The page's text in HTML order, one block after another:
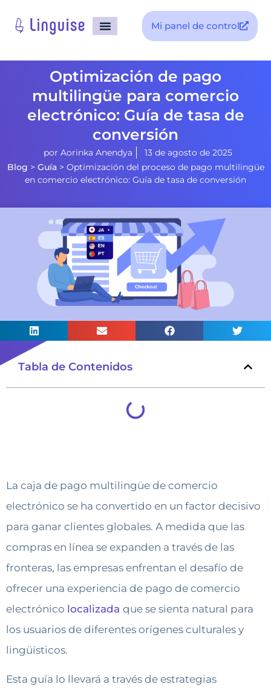
Mi panel de control
Optimización de pago
multilingüe para comercio
electrónico: Guía de tasa de
conversión
por Aorinka Anendya
13 de agosto de 2025
Blog > Guía> Optimización del proceso de pago multilingüe
en comercio electrónico: Guía de tasa de conversión
Tabla de Contenidos
La caja de pago multilingüe de comercio
electrónico se ha convertido en un factor decisivo
para ganar clientes globales. A medida que las
compras en línea se expanden a través de las
fronteras, las empresas enfrentan el desafío de
ofrecer una experiencia de pago de comercio
electrónico localizada que se sienta natural para
los usuarios de diferentes orígenes culturales y
lingüísticos.
Esta guía lo llevará a través de estrategias